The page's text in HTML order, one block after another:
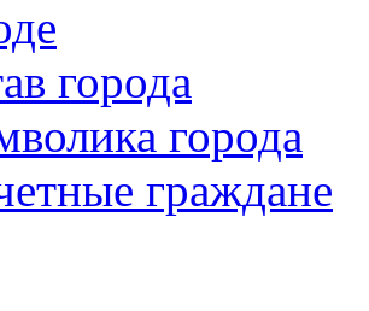
города
города
граждане